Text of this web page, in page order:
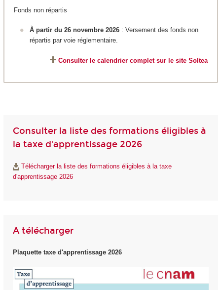
Fonds non répartis
À partir du 26 novembre 2026 : Versement des fonds non
répartis par voie réglementaire.
Consulter le calendrier complet sur le site Soltea
Consulter la liste des formations éligibles à
la taxe d'apprentissage 2026
Télécharger la liste des formations éligibles à la taxe
d'apprentissage 2026
A télécharger
Plaquette taxe d'apprentissage 2026